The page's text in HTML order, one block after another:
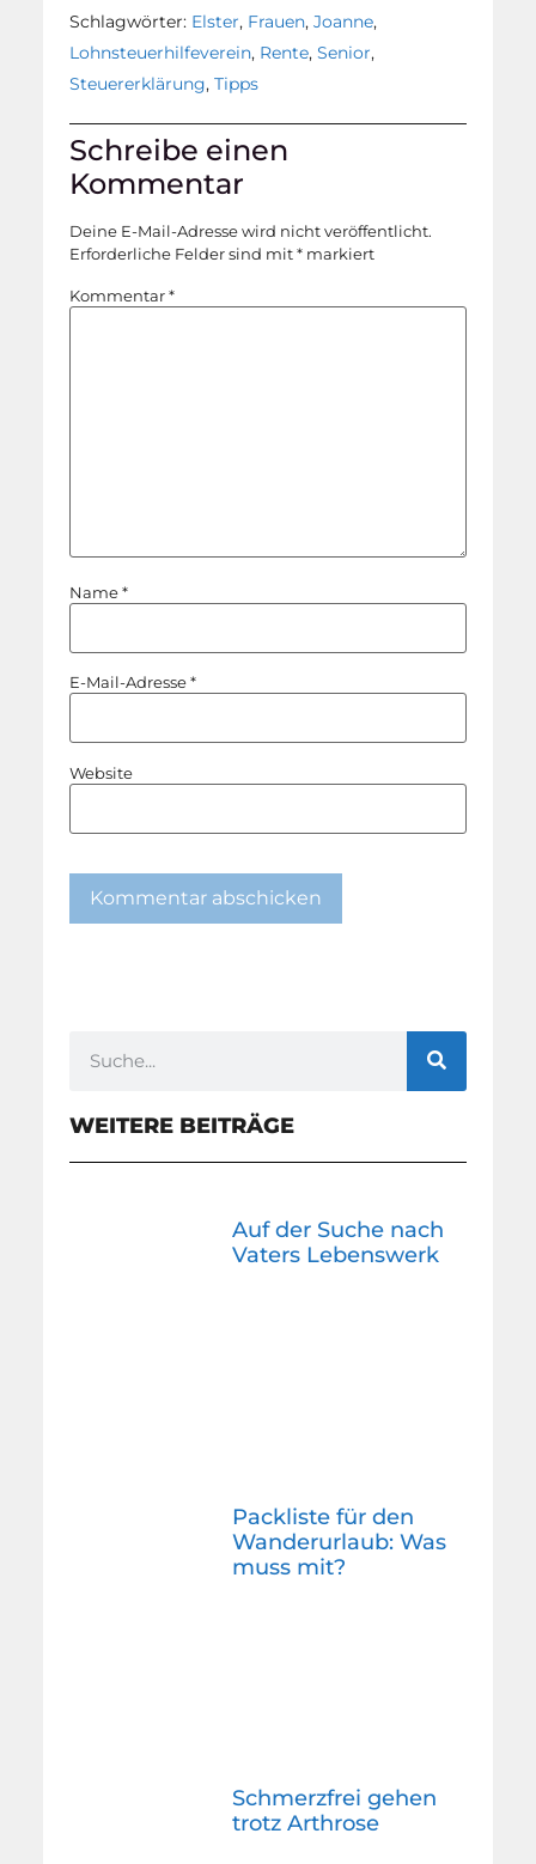
Schlagwörter: Elster, Frauen,Joanne,
Lohnsteuerhilfeverein, Rente,Senior,
Steuererklärung,Tipps
Schreibe einen
Kommentar
Deine E-Mail-Adresse wird nicht veröffentlicht.
Erforderliche Felder sind mit* markiert
Kommentar*
Name*
E-Mail-Adresse*
Website
WEITERE BEITRÄGE
Auf der Suche nach
Vaters Lebenswerk
Packliste für den
Wanderurlaub: Was
muss mit?
Schmerzfrei gehen
trotz Arthrose